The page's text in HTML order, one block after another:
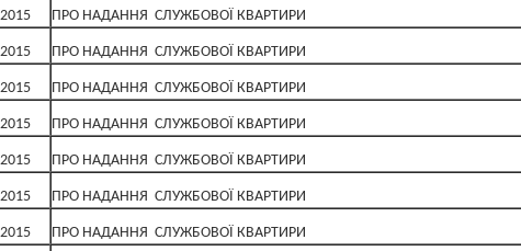
ПРО НАДАННЯ СЛУЖБОВОЇ КВАРТИРИ
ПРО НАДАННЯ СЛУЖБОВОЇ КВАРТИРИ
ПРО НАДАННЯ СЛУЖБОВОЇ КВАРТИРИ
ПРО НАДАННЯ СЛУЖБОВОЇ КВАРТИРИ
ПРО НАДАННЯ СЛУЖБОВОЇ КВАРТИРИ
ПРО НАДАННЯ СЛУЖБОВОЇ КВАРТИРИ
ПРО НАДАННЯ СЛУЖБОВОЇ КВАРТИРИ